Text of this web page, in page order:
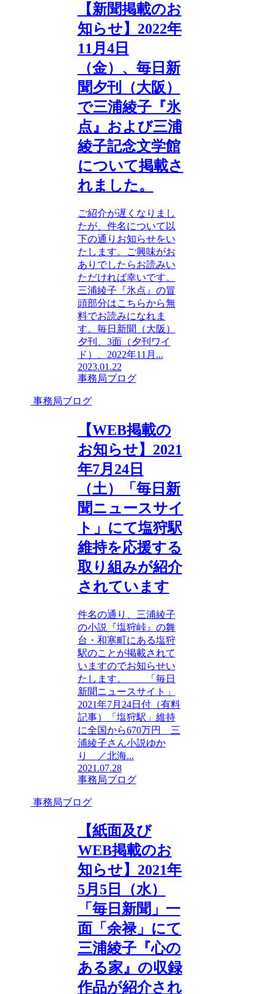
【新聞掲載のお
知らせ】2022年
11月4日
（金）、毎日新
聞夕刊（大阪）
で三浦綾子『氷
点』および三浦
綾子記念文学館
について掲載さ
れました。
ご紹介が遅くなりまし
たが、件名について以
下の通りお知らせをい
たします。ご興味がお
ありでしたらお読みい
ただければ幸いです。
三浦綾子『氷点』の冒
頭部分はこちらから無
料でお読みになれま
す。毎日新聞（大阪）
夕刊、3面（夕刊ワイ
ド）、2022年11月...
2023.01.22
事務局ブログ
事務局ブログ
【WEB掲載の
お知らせ】2021
年7月24日
（土）「毎日新
聞ニュースサイ
ト」にて塩狩駅
維持を応援する
取り組みが紹介
されています
件名の通り、三浦綾子
の小説『塩狩峠』の舞
台・和寒町にある塩狩
駅のことが掲載されて
いますのでお知らせい
たします。 「毎日
新聞ニュースサイト」
2021年7月24日付（有料
記事）「塩狩駅」維持
に全国から670万円 三
浦綾子さん小説ゆか
り ／北海...
2021.07.28
事務局ブログ
事務局ブログ
【紙面及び
WEB掲載のお
知らせ】2021年
5月5日（水）
「毎日新聞」一
面「余禄」にて
三浦綾子『心の
ある家』の収録
作品が紹介され